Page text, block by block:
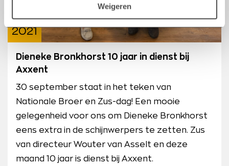
Weigeren
30/09
2021
Dieneke Bronkhorst 10 jaar in dienst bij
Axxent
30 september staat in het teken van
Nationale Broer en Zus-dag! Een mooie
gelegenheid voor ons om Dieneke Bronkhorst
eens extra in de schijnwerpers te zetten. Zus
van directeur Wouter van Asselt en deze
maand 10 jaar is dienst bij Axxent.